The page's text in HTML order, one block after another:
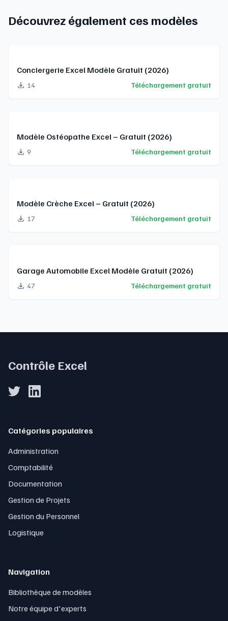
Découvrez également ces modèles
Conciergerie Excel Modèle Gratuit (2026)
14 Téléchargement gratuit
Modèle Ostéopathe Excel – Gratuit (2026)
9 Téléchargement gratuit
Modèle Crèche Excel – Gratuit (2026)
17 Téléchargement gratuit
Garage Automobile Excel Modèle Gratuit (2026)
47 Téléchargement gratuit
Contrôle Excel
Catégories populaires
Administration
Comptabilité
Documentation
Gestion de Projets
Gestion du Personnel
Logistique
Navigation
Bibliothèque de modèles
Notre équipe d'experts